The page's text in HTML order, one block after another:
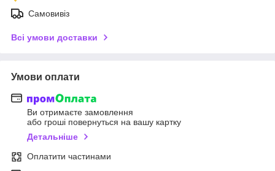
Самовивіз
Всі умови доставки
Умови оплати
Ви отримаєте замовлення
або гроші повернуться на вашу картку
Детальніше
Оплатити частинами